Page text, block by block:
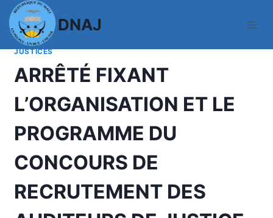
Aller
au
contenu
DNAJ
ACTUALITES
JUSTICES
ARRÊTÉ FIXANT
L’ORGANISATION ET LE
PROGRAMME DU
CONCOURS DE
RECRUTEMENT DES